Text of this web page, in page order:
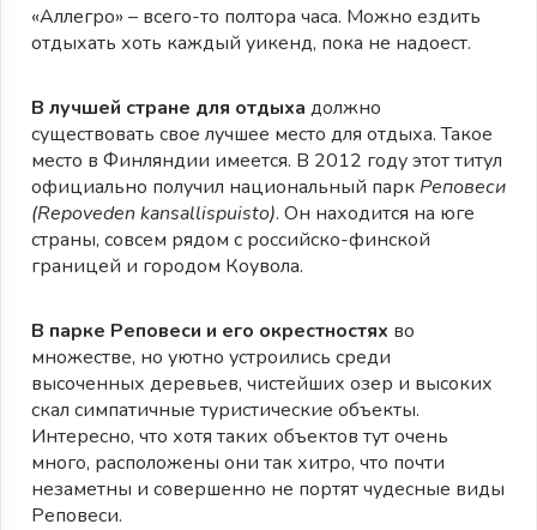
«Аллегро» – всего-то полтора часа. Можно ездить
отдыхать хоть каждый уикенд, пока не надоест.
В лучшей стране для отдыха должно
существовать свое лучшее место для отдыха. Такое
место в Финляндии имеется. В 2012 году этот титул
официально получил национальный парк Реповеси
(Repoveden kansallispuisto). Он находится на юге
страны, совсем рядом с российско-финской
границей и городом Коувола.
В парке Реповеси и его окрестностях во
множестве, но уютно устроились среди
высоченных деревьев, чистейших озер и высоких
скал симпатичные туристические объекты.
Интересно, что хотя таких объектов тут очень
много, расположены они так хитро, что почти
незаметны и совершенно не портят чудесные виды
Реповеси.